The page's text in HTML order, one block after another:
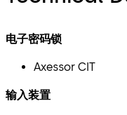
电子密码锁
Axessor CIT
输入装置